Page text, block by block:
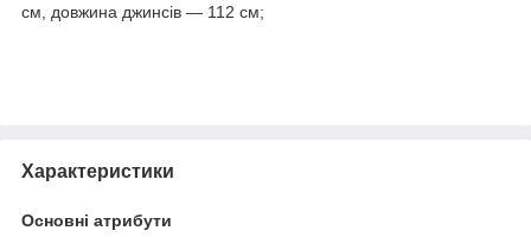
см, довжина джинсів — 112 см;
Характеристики
Основні атрибути